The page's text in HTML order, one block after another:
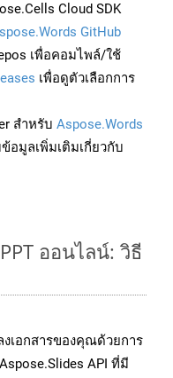
Cloud SDK
GitHub
เพื่อคอมไพล์/ใช้
เพื่อดูตัวเลือกการ
สำหรับ Aspose.Words
อมูลเพิ่มเติมเกี่ยวกับ
ออนไลน์: วิธี
เอกสารของคุณด้วยการ
API ที่มี